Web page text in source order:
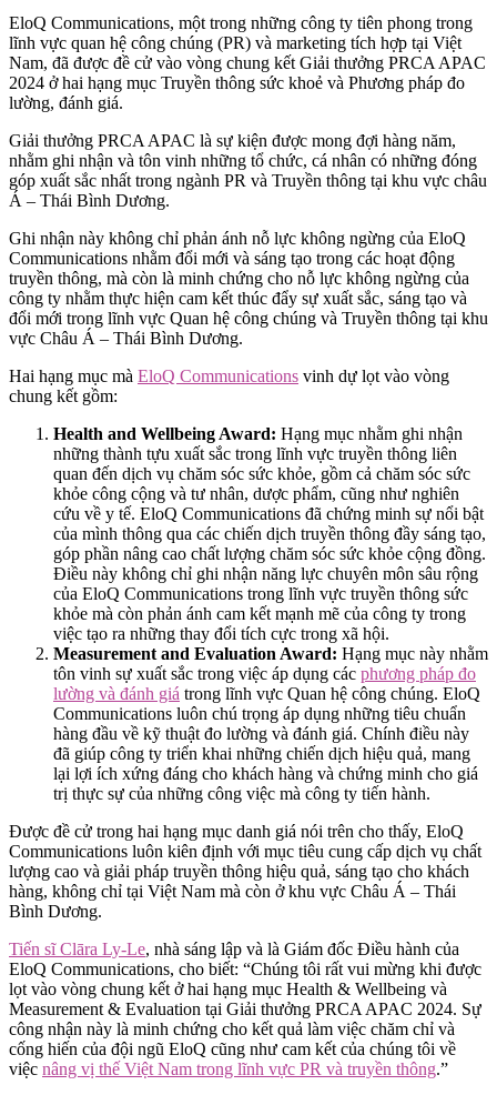
EloQ Communications, một trong những công ty tiên phong trong
lĩnh vực quan hệ công chúng (PR) và marketing tích hợp tại Việt
Nam, đã được đề cử vào vòng chung kết Giải thưởng PRCA APAC
2024 ở hai hạng mục Truyền thông sức khoẻ và Phương pháp đo
lường, đánh giá.
Giải thưởng PRCA APAC là sự kiện được mong đợi hàng năm,
nhằm ghi nhận và tôn vinh những tổ chức, cá nhân có những đóng
góp xuất sắc nhất trong ngành PR và Truyền thông tại khu vực châu
Á – Thái Bình Dương.
Ghi nhận này không chỉ phản ánh nỗ lực không ngừng của EloQ
Communications nhằm đổi mới và sáng tạo trong các hoạt động
truyền thông, mà còn là minh chứng cho nỗ lực không ngừng của
công ty nhằm thực hiện cam kết thúc đẩy sự xuất sắc, sáng tạo và
đổi mới trong lĩnh vực Quan hệ công chúng và Truyền thông tại khu
vực Châu Á – Thái Bình Dương.
Hai hạng mục mà EloQ Communications vinh dự lọt vào vòng
chung kết gồm:
Health and Wellbeing Award: Hạng mục nhằm ghi nhận
những thành tựu xuất sắc trong lĩnh vực truyền thông liên
quan đến dịch vụ chăm sóc sức khỏe, gồm cả chăm sóc sức
khỏe công cộng và tư nhân, dược phẩm, cũng như nghiên
cứu về y tế. EloQ Communications đã chứng minh sự nổi bật
của mình thông qua các chiến dịch truyền thông đầy sáng tạo,
góp phần nâng cao chất lượng chăm sóc sức khỏe cộng đồng.
Điều này không chỉ ghi nhận năng lực chuyên môn sâu rộng
của EloQ Communications trong lĩnh vực truyền thông sức
khỏe mà còn phản ánh cam kết mạnh mẽ của công ty trong
việc tạo ra những thay đổi tích cực trong xã hội.
Measurement and Evaluation Award: Hạng mục này nhằm
tôn vinh sự xuất sắc trong việc áp dụng các phương pháp đo
lường và đánh giá trong lĩnh vực Quan hệ công chúng. EloQ
Communications luôn chú trọng áp dụng những tiêu chuẩn
hàng đầu về kỹ thuật đo lường và đánh giá. Chính điều này
đã giúp công ty triển khai những chiến dịch hiệu quả, mang
lại lợi ích xứng đáng cho khách hàng và chứng minh cho giá
trị thực sự của những công việc mà công ty tiến hành.
Được đề cử trong hai hạng mục danh giá nói trên cho thấy, EloQ
Communications luôn kiên định với mục tiêu cung cấp dịch vụ chất
lượng cao và giải pháp truyền thông hiệu quả, sáng tạo cho khách
hàng, không chỉ tại Việt Nam mà còn ở khu vực Châu Á – Thái
Bình Dương.
Tiến sĩ Clāra Ly-Le, nhà sáng lập và là Giám đốc Điều hành của
EloQ Communications, cho biết: “Chúng tôi rất vui mừng khi được
lọt vào vòng chung kết ở hai hạng mục Health & Wellbeing và
Measurement & Evaluation tại Giải thưởng PRCA APAC 2024. Sự
công nhận này là minh chứng cho kết quả làm việc chăm chỉ và
cống hiến của đội ngũ EloQ cũng như cam kết của chúng tôi về
việc nâng vị thế Việt Nam trong lĩnh vực PR và truyền thông.”